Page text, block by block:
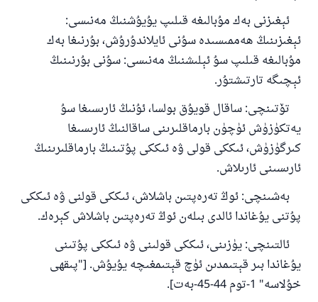
ئېغىزنى بەك مۇبالىغە قىلىپ يۇيۇشنىڭ مەنىسى:
ئېغىزىنىڭ ھەممىسىدە سۇنى ئايلاندۇرۇش، بۇرنىغا بەك
مۇبالىغە قىلىپ سۇ ئېلىشنىڭ مەنىسى: سۇنى بۇرنىنىڭ
ئېچىگە تارتىشتۇر.
تۆتىنچى: ساقال قويۇق بولسا، ئۇنىڭ ئارىسىغا سۇ
يەتكۈزۈش ئۈچۈن بارماقلىرىنى ساقالنىڭ ئارىسىغا
كىرگۈزۈش، ئىككى قولى ۋە ئىككى پۇتىنىڭ بارماقلىرىنىڭ
ئارىسىنى ئارىلاش.
بەشىنچى: ئوڭ تەرەپتىن باشلاش، ئىككى قولنى ۋە ئىككى
پۇتنى يۇغاندا ئالدى بىلەن ئوڭ تەرەپتىن باشلاش كېرەك.
ئالتىنچى: يۈزىنى، ئىككى قولىنى ۋە ئىككى پۇتىنى
يۇغاندا بىر قېتىمدىن ئۈچ قېتىمغىچە يۇيۇش. ["پىقھى
خۇلاسە" 1-توم 44-45-بەت].
ئىئائە